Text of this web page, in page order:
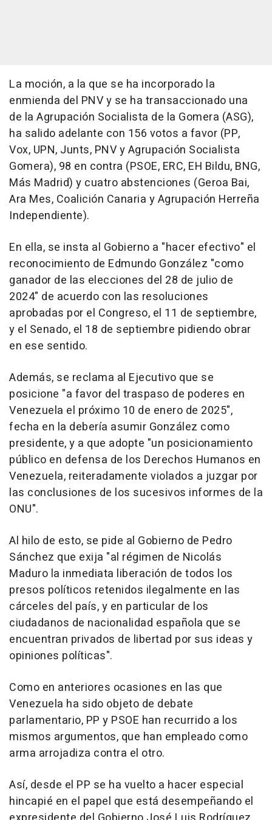
La moción, a la que se ha incorporado la
enmienda del PNV y se ha transaccionado una
de la Agrupación Socialista de la Gomera (ASG),
ha salido adelante con 156 votos a favor (PP,
Vox, UPN, Junts, PNV y Agrupación Socialista
Gomera), 98 en contra (PSOE, ERC, EH Bildu, BNG,
Más Madrid) y cuatro abstenciones (Geroa Bai,
Ara Mes, Coalición Canaria y Agrupación Herreña
Independiente).
En ella, se insta al Gobierno a "hacer efectivo" el
reconocimiento de Edmundo González "como
ganador de las elecciones del 28 de julio de
2024" de acuerdo con las resoluciones
aprobadas por el Congreso, el 11 de septiembre,
y el Senado, el 18 de septiembre pidiendo obrar
en ese sentido.
Además, se reclama al Ejecutivo que se
posicione "a favor del traspaso de poderes en
Venezuela el próximo 10 de enero de 2025",
fecha en la debería asumir González como
presidente, y a que adopte "un posicionamiento
público en defensa de los Derechos Humanos en
Venezuela, reiteradamente violados a juzgar por
las conclusiones de los sucesivos informes de la
ONU".
Al hilo de esto, se pide al Gobierno de Pedro
Sánchez que exija "al régimen de Nicolás
Maduro la inmediata liberación de todos los
presos políticos retenidos ilegalmente en las
cárceles del país, y en particular de los
ciudadanos de nacionalidad española que se
encuentran privados de libertad por sus ideas y
opiniones políticas".
Como en anteriores ocasiones en las que
Venezuela ha sido objeto de debate
parlamentario, PP y PSOE han recurrido a los
mismos argumentos, que han empleado como
arma arrojadiza contra el otro.
Así, desde el PP se ha vuelto a hacer especial
hincapié en el papel que está desempeñando el